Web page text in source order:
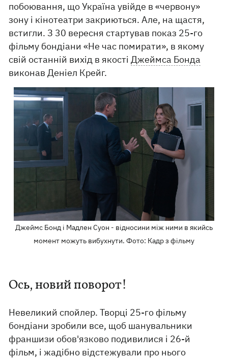
побоювання, що Україна увійде в «червону»
зону і кінотеатри закриються. Але, на щастя,
встигли. З 30 вересня стартував показ 25-го
фільму бондіани «Не час помирати», в якому
свій останній вихід в якостіДжеймса Бонда
виконав Деніел Крейг.
Джеймс Бонд і Мадлен Суон - відносини між ними в якийсь
момент можуть вибухнути. Фото: Кадр з фільму
Ось, новий поворот!
Невеликий спойлер. Творці 25-го фільму
бондіани зробили все, щоб шанувальники
франшизи обов'язково подивилися і 26-й
фільм, і жадібно відстежували про нього